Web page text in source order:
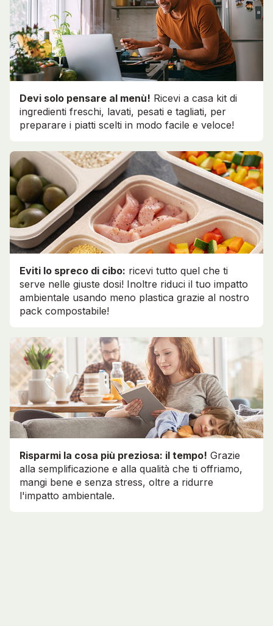
Devi solo pensare al menù! Ricevi a casa kit di
ingredienti freschi, lavati, pesati e tagliati, per
preparare i piatti scelti in modo facile e veloce!
Eviti lo spreco di cibo: ricevi tutto quel che ti
serve nelle giuste dosi! Inoltre riduci il tuo impatto
ambientale usando meno plastica grazie al nostro
pack compostabile!
Risparmi la cosa più preziosa: il tempo! Grazie
alla semplificazione e alla qualità che ti offriamo,
mangi bene e senza stress, oltre a ridurre
l'impatto ambientale.